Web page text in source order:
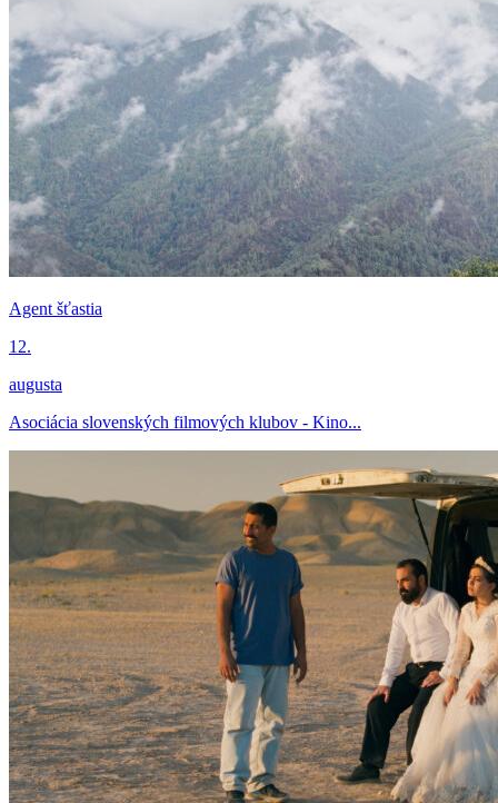
Agent šťastia
12.
augusta
Asociácia slovenských filmových klubov - Kino...